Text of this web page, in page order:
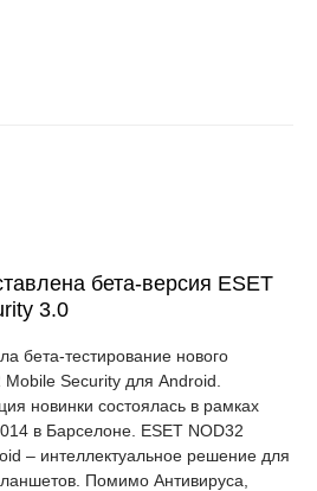
бета-версия ESET
3.0
бета-тестирование нового
Security для Android.
новинки состоялась в рамках
в Барселоне. ESET NOD32
– интеллектуальное решение для
Помимо Антивируса,